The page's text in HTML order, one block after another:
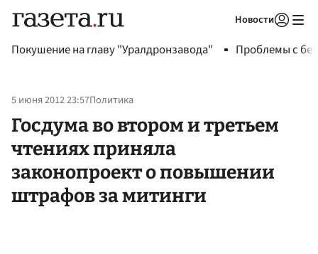
Новости
Покушение на главу "Уралдронзавода" Проблемы с
5 июня 2012 23:57Политика
Госдума во втором и третьем
чтениях приняла
законопроект о повышении
штрафов за митинги